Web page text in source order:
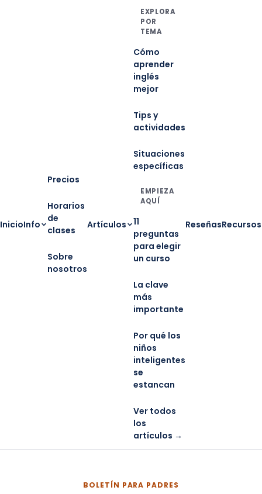
InicioInfo
Precios
Horarios
de
clases
Sobre
nosotros
Artículos
EXPLORA
POR
TEMA
Cómo
aprender
inglés
mejor
Tips y
actividades
Situaciones
específicas
EMPIEZA
AQUÍ
11
preguntas
para elegir
un curso
La clave
más
importante
Por qué los
niños
inteligentes
se
estancan
Ver todos
los
artículos →
ReseñasRecursos
BOLETÍN PARA PADRES